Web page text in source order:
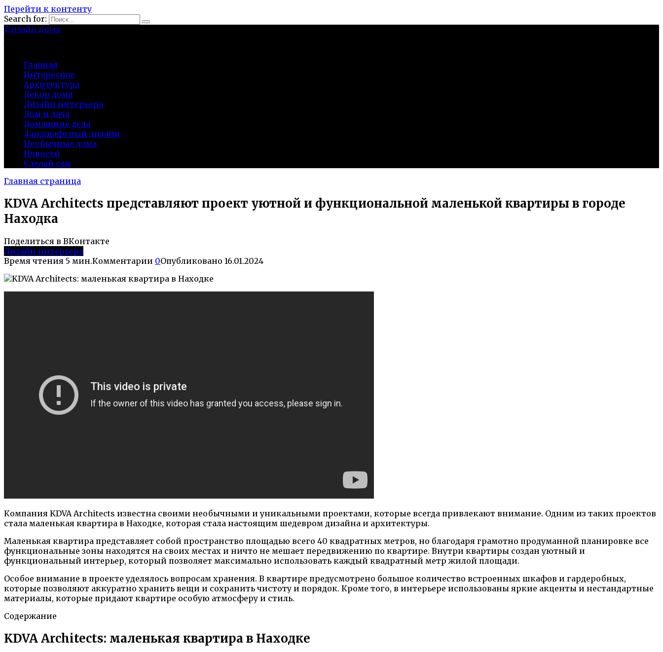
Перейти к контенту
Search for:
Дизайн дома
Главная
Интересное
Архитектура
Декор дома
Дизайн интерьера
Дом и дача
Домашние дела
Ландшафтный дизайн
Необычные дома
Новости
Сделай сам
Главная страница
KDVA Architects представляют проект уютной и функциональной маленькой квартиры в городе
Находка
Поделиться в ВКонтакте
Дизайн интерьера
Время чтения 5 мин.Комментарии 0Опубликовано 16.01.2024
Компания KDVA Architects известна своими необычными и уникальными проектами, которые всегда привлекают внимание. Одним из таких проектов
стала маленькая квартира в Находке, которая стала настоящим шедевром дизайна и архитектуры.
Маленькая квартира представляет собой пространство площадью всего 40 квадратных метров, но благодаря грамотно продуманной планировке все
функциональные зоны находятся на своих местах и ничто не мешает передвижению по квартире. Внутри квартиры создан уютный и
функциональный интерьер, который позволяет максимально использовать каждый квадратный метр жилой площади.
Особое внимание в проекте уделялось вопросам хранения. В квартире предусмотрено большое количество встроенных шкафов и гардеробных,
которые позволяют аккуратно хранить вещи и сохранить чистоту и порядок. Кроме того, в интерьере использованы яркие акценты и нестандартные
материалы, которые придают квартире особую атмосферу и стиль.
Содержание
KDVA Architects: маленькая квартира в Находке